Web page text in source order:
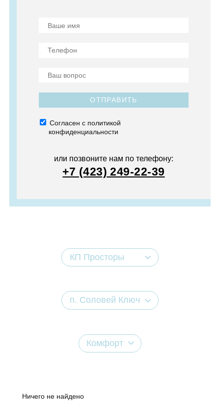
ОТПРАВИТЬ
Согласен с политикой
конфиденциальности
или позвоните нам по телефону:
+7 (423) 249-22-39
КП Просторы
п. Соловей Ключ
Комфорт
Ничего не найдено